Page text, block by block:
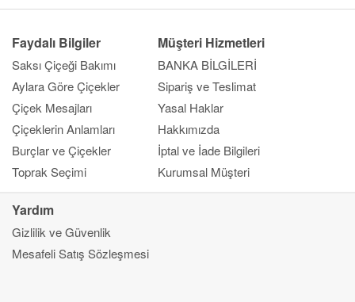
Faydalı Bilgiler
Saksı Çiçeği Bakımı
Aylara Göre Çiçekler
Çiçek Mesajları
Çiçeklerin Anlamları
Burçlar ve Çiçekler
Toprak Seçimi
Müşteri Hizmetleri
BANKA BİLGİLERİ
Sipariş ve Teslimat
Yasal Haklar
Hakkımızda
İptal ve İade Bilgileri
Kurumsal Müşteri
Yardım
Gizlilik ve Güvenlik
Mesafeli Satış Sözleşmesi
Kapat
Ana Sayfa